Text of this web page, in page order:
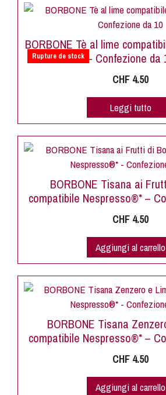
Rupture de stock
BORBONE Tè al lime
– Confezione da
CHF 4.50
Leggi tutto
BORBONE Tisana ai
compatibile Nespresso®* –
CHF 4.50
Aggiungi al carrello
BORBONE Tisana
compatibile Nespresso®* –
CHF 4.50
Aggiungi al carrello